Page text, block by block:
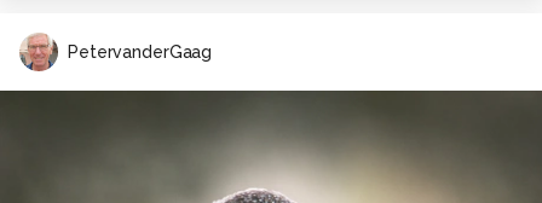
PetervanderGaag